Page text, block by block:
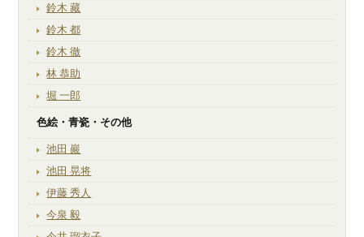
鈴木 藏
鈴木 都
鈴木 徹
林 恭助
堀 一郎
色絵・青瓷・その他
池田 巖
池田 晃将
伊藤 秀人
今泉 毅